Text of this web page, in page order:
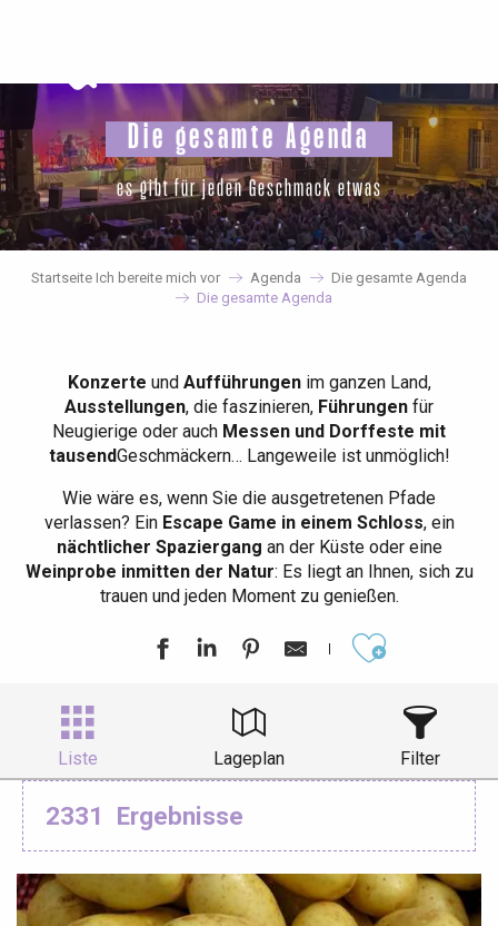
principal
Die gesamte Agenda
es gibt für jeden Geschmack etwas
Startseite Ich bereite mich vor Agenda
Die gesamte Agenda
Die gesamte Agenda
Konzerte und Aufführungenim ganzen Land,
Ausstellungen, die faszinieren, Führungen für
Neugierige oder auch Messen und Dorffeste mit
tausendGeschmäckern… Langeweile ist unmöglich!
Wie wäre es, wenn Sie die ausgetretenen Pfade
verlassen? EinEscape Game in einem Schloss, ein
nächtlicher Spaziergang an der Küste oder eine
Weinprobe inmitten der Natur: Es liegt an Ihnen, sich zu
trauen und jeden Moment zu genießen.
Liste Lageplan Filter
2331 Ergebnisse